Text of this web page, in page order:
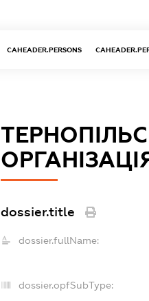
CAHEADER.PERSONS
dossier.title
dossier.fullName:
dossier.opfSubType: